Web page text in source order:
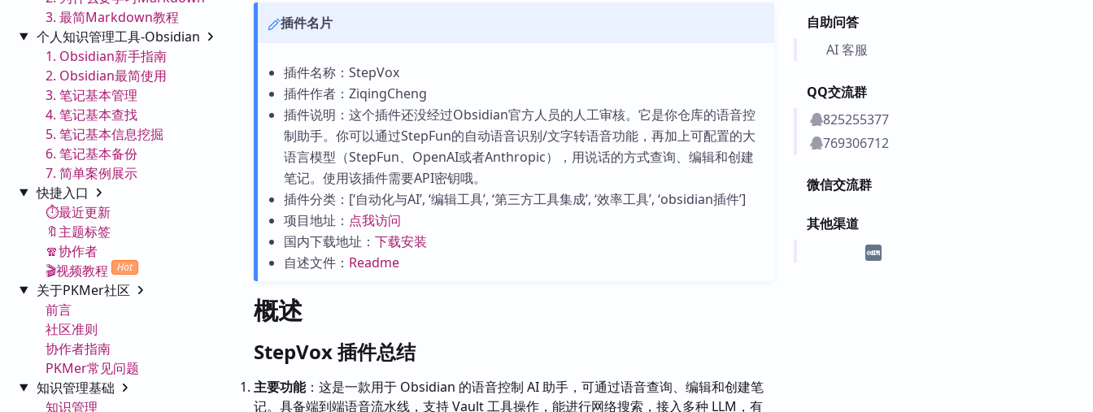
3. 最简Markdown教程
个人知识管理工具-Obsidian
1. Obsidian新手指南
2. Obsidian最简使用
3. 笔记基本管理
4. 笔记基本查找
5. 笔记基本信息挖掘
6. 笔记基本备份
7. 简单案例展示
快捷入口
⏱️最近更新
🔖主题标签
🧣协作者
🎬视频教程
Hot
关于PKMer社区
前言
社区准则
协作者指南
PKMer常见问题
知识管理基础
知识管理
自助问答
AI 客服
QQ交流群
825255377
769306712
微信交流群
其他渠道
插件名片
插件名称：StepVox
插件作者：ZiqingCheng
插件说明：这个插件还没经过Obsidian官方人员的人工审核。它是你仓库的语音控
制助手。你可以通过StepFun的自动语音识别/文字转语音功能，再加上可配置的大
语言模型（StepFun、OpenAI或者Anthropic），用说话的方式查询、编辑和创建
笔记。使用该插件需要API密钥哦。
插件分类：[‘自动化与AI’, ‘编辑工具’, ‘第三方工具集成’, ‘效率工具’, ‘obsidian插件’]
项目地址： 点我访问
国内下载地址： 下载安装
自述文件： Readme
概述
StepVox 插件总结
主要功能：这是一款用于 Obsidian 的语音控制 AI 助手，可通过语音查询、编辑和创建笔
记。具备端到端语音流水线，支持 Vault 工具操作，能进行网络搜索，接入多种 LLM，有